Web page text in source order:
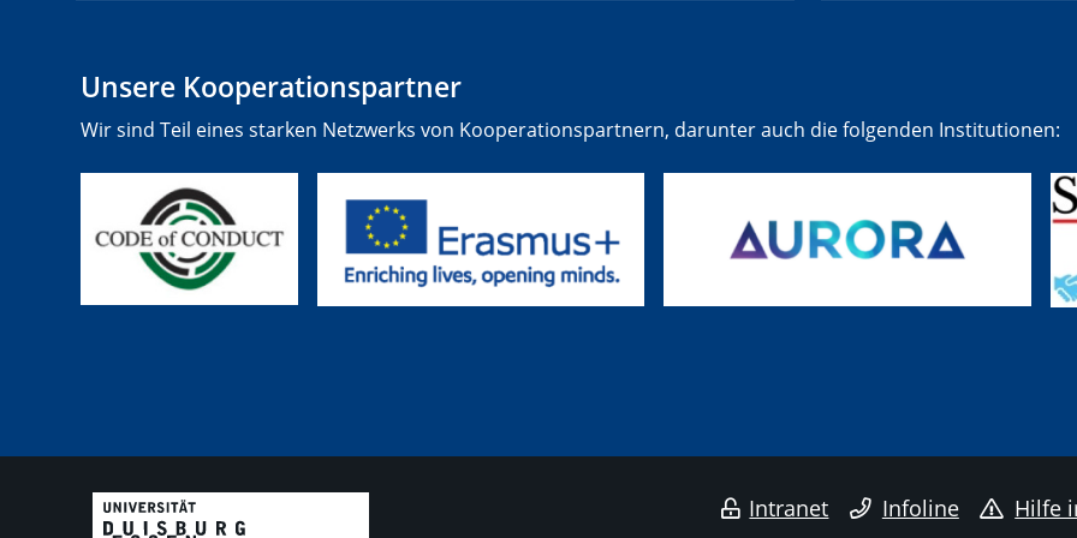
Unsere Kooperationspartner
Wir sind Teil eines starken Netzwerks von Kooperationspartnern, darunter auch die folgenden Institutionen:
Intranet Infoline Hilfe